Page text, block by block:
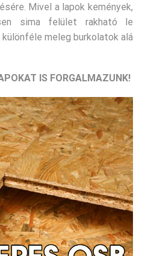
Mivel a lapok kemények,
sima felület rakható le
meleg burkolatok alá
IS FORGALMAZUNK!